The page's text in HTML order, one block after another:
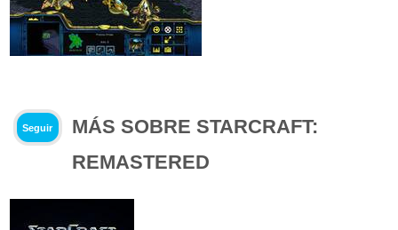
Seguir
MÁS SOBRE STARCRAFT:
REMASTERED